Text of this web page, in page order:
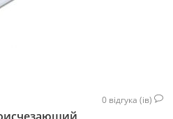
0 відгука (ів)